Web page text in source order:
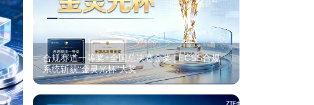
合规赛道一等奖+全国总决赛金奖 | ECSS合规
系统斩获“金灵光杯”大奖